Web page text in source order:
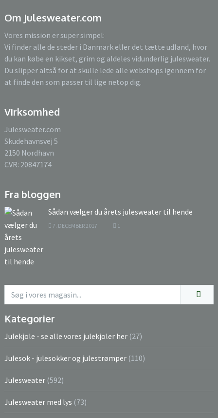
Om Julesweater.com
Vores mission er super simpel:
Vi finder alle de steder i Danmark eller det tætte udland, hvor
du kan købe en kikset, grim og aldeles vidunderlig julesweater.
Du slipper altså for at skulle lede alle webshops igennem for
at finde den som passer til lige netop dig.
Virksomhed
Julesweater.com
Skudehavnsvej 5
2150 Nordhavn
CVR: 20847174
Fra bloggen
Sådan vælger du årets julesweater til hende
7. DECEMBER 2017 1
Kategorier
Julekjole - se alle vores julekjoler her (27)
Julesok - julesokker og julestrømper (110)
Julesweater (592)
Julesweater med lys (73)